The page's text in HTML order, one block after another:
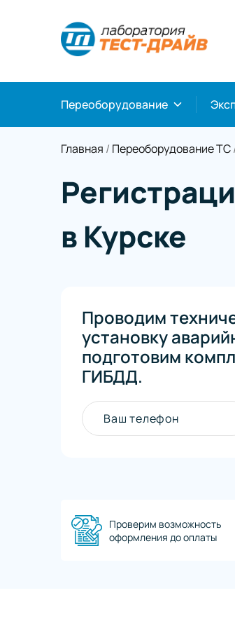
Переоборудование
Главная / Переоборудование ТС
в Курске
Проводим
установку
подготовим
ГИБДД.
Ваш телефон
Проверим возможность
оформления до оплаты